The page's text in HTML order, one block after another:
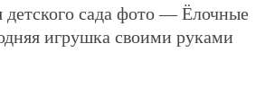
сада фото — Ёлочные
игрушка своими руками